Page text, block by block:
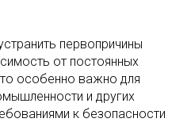
первопричины
от постоянных
особенно важно для
и других
к безопасности